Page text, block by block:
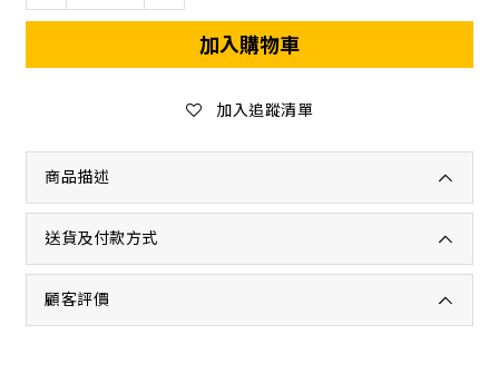
加入購物車
加入追蹤清單
商品描述
送貨及付款方式
顧客評價